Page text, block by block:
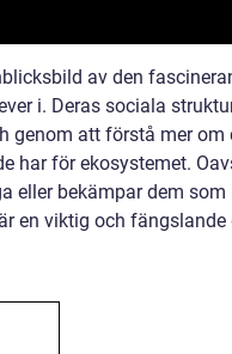
av den
i. Deras sociala
genom att förstå mer om
har för ekosystemet.
eller bekämpar dem som
en viktig och fängslande